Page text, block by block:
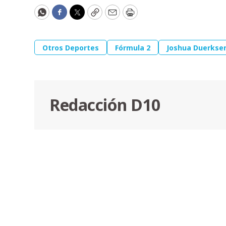
WhatsApp
Facebook
Twitter
CopyEmailPrint
Otros Deportes Fórmula 2 Joshua
Redacción D10